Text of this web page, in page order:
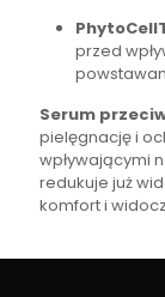
przed
Serum
pielęgnację i
wpływającymi
redukuje już
komfort i